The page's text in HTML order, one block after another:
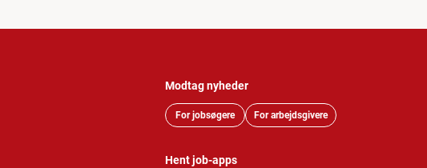
Modtag nyheder
For jobsøgere For arbejdsgivere
Hent job-apps